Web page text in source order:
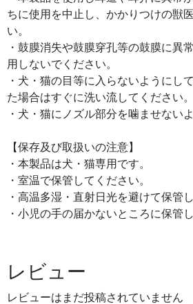
ちに使用を中止し、かかりつけの獣
い。
・鼓膜消失や鼓膜穿孔等の鼓膜に異
用しないでください。
・犬・猫の目等に入らないようにし
た場合はすぐに洗い流してください。
・犬・猫にノズル部分を噛ませない
【保存及び取扱いの注意】
・本製品は犬・猫専用です。
・室温で保管してください。
・高温多湿・直射日光を避けて保管
・小児の手の届かないところに保管
レビュー
レビューはまだ投稿されていません